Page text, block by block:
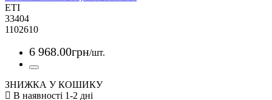
ETI
33404
1102610
6 968.00грн/шт.
ЗНИЖКА У КОШИКУ